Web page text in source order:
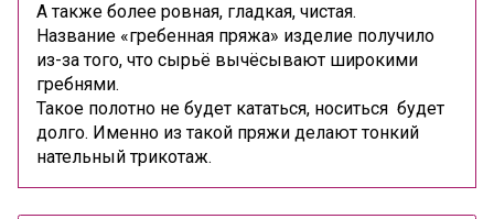
А также более ровная, гладкая, чистая.
Название «гребенная пряжа» изделие получило
из-за того, что сырьё вычёсывают широкими
гребнями.
Такое полотно не будет кататься, носиться будет
долго. Именно из такой пряжи делают тонкий
нательный трикотаж.